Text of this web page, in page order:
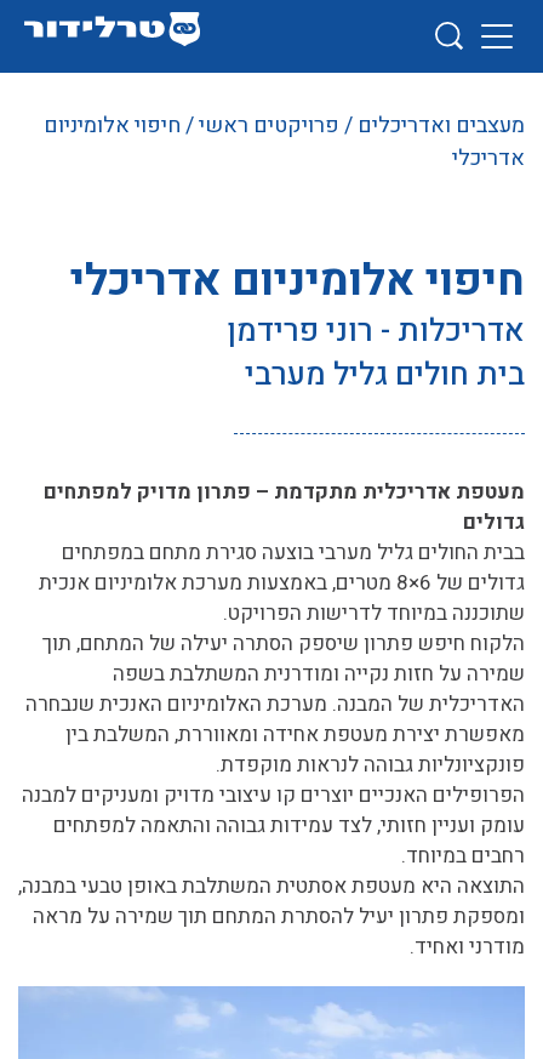
מעצבים ואדריכלים / פרויקטים ראשי/ חיפוי אלומיניום
אדריכלי
חיפוי אלומיניום אדריכלי
אדריכלות - רוני פרידמן
בית חולים גליל מערבי
מעטפת אדריכלית מתקדמת – פתרון מדויק למפתחים
גדולים
בבית החולים גליל מערבי בוצעה סגירת מתחם במפתחים
גדולים של 6×8 מטרים, באמצעות מערכת אלומיניום אנכית
שתוכננה במיוחד לדרישות הפרויקט.
הלקוח חיפש פתרון שיספק הסתרה יעילה של המתחם, תוך
שמירה על חזות נקייה ומודרנית המשתלבת בשפה
האדריכלית של המבנה. מערכת האלומיניום האנכית שנבחרה
מאפשרת יצירת מעטפת אחידה ומאווררת, המשלבת בין
פונקציונליות גבוהה לנראות מוקפדת.
הפרופילים האנכיים יוצרים קו עיצובי מדויק ומעניקים למבנה
עומק ועניין חזותי, לצד עמידות גבוהה והתאמה למפתחים
רחבים במיוחד.
התוצאה היא מעטפת אסתטית המשתלבת באופן טבעי במבנה,
ומספקת פתרון יעיל להסתרת המתחם תוך שמירה על מראה
מודרני ואחיד.